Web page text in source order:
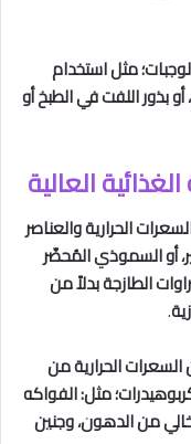
مثل استخدام
أو بذور اللفت في الطبخ أو
العالية
الحرارية والعناصر
أو السموذي المُحضّر
الطازجة بدلاً من
.
الحرارية من
مثل: الفواكه
من الدهون، وجنين